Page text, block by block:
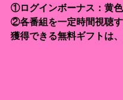
①ログインボーナス：黄
②各番組を一定時間視聴
獲得できる無料ギフトは